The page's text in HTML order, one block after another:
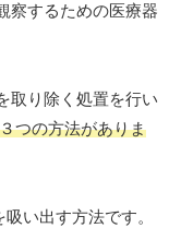
察するための医療器
取り除く処置を行い
つの方法がありま
い出す方法です。